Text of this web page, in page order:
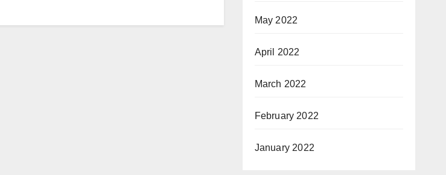
May 2022
April 2022
March 2022
February 2022
January 2022